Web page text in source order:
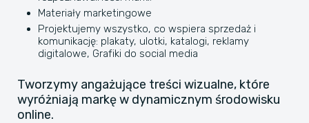
Materiały marketingowe
Projektujemy wszystko, co wspiera sprzedaż i
komunikację: plakaty, ulotki, katalogi, reklamy
digitalowe, Grafiki do social media
Tworzymy angażujące treści wizualne, które
wyróżniają markę w dynamicznym środowisku
online.